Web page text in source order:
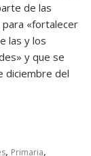
de las
para «fortalecer
las y los
y que se
diciembre del
, Primaria,